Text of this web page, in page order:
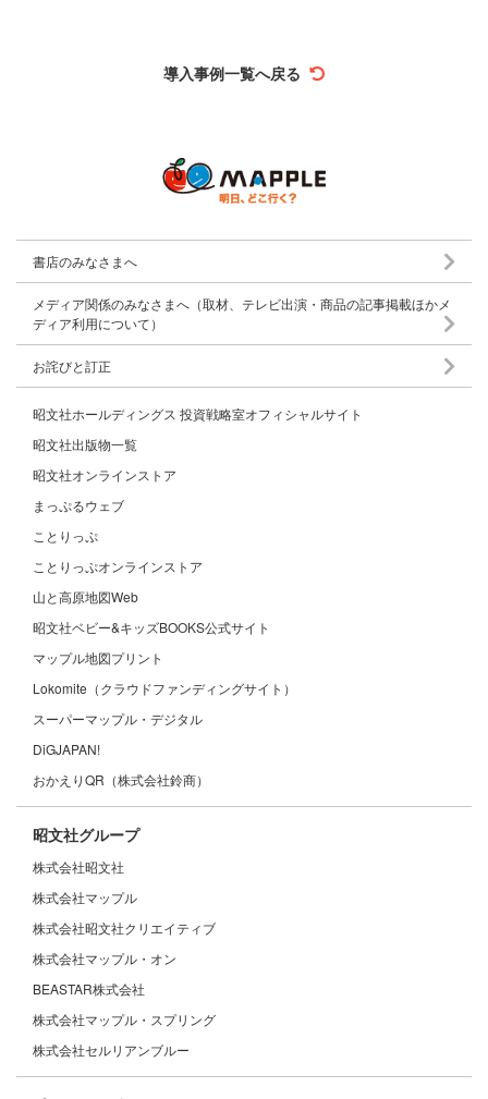
導入事例一覧へ戻る
書店のみなさまへ
メディア関係のみなさまへ（取材、テレビ出演・商品の記事掲載ほかメ
ディア利用について）
お詫びと訂正
昭文社ホールディングス 投資戦略室オフィシャルサイト
昭文社出版物一覧
昭文社オンラインストア
まっぷるウェブ
ことりっぷ
ことりっぷオンラインストア
山と高原地図Web
昭文社ベビー&キッズBOOKS公式サイト
マップル地図プリント
Lokomite（クラウドファンディングサイト）
スーパーマップル・デジタル
DiGJAPAN!
おかえりQR（株式会社鈴商）
昭文社グループ
株式会社昭文社
株式会社マップル
株式会社昭文社クリエイティブ
株式会社マップル・オン
BEASTAR株式会社
株式会社マップル・スプリング
株式会社セルリアンブルー